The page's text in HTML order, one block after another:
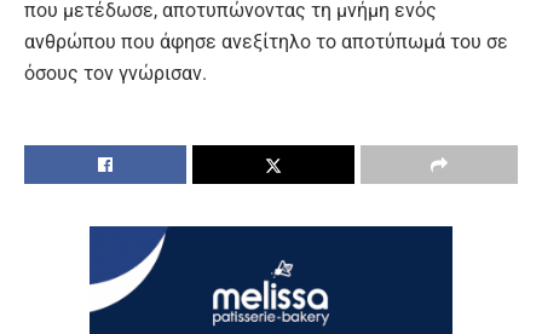
που μετέδωσε, αποτυπώνοντας τη μνήμη ενός
ανθρώπου που άφησε ανεξίτηλο το αποτύπωμά του σε
όσους τον γνώρισαν.